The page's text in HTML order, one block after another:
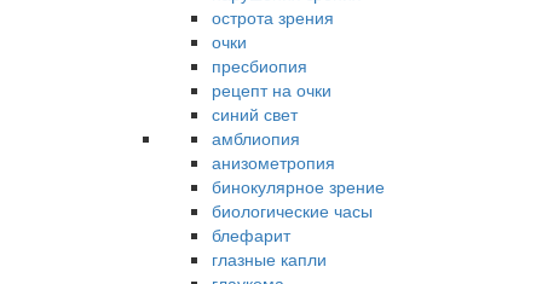
острота зрения
очки
пресбиопия
рецепт на очки
синий свет
амблиопия
анизометропия
бинокулярное зрение
биологические часы
блефарит
глазные капли